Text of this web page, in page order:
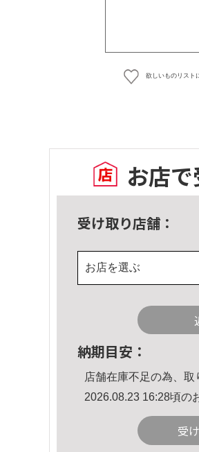
欲しいものリスト
お店
受け取り店舗：
お店を選ぶ
納期目安：
店舗在庫不足の為、取
2026.08.23 16:28頃の
受